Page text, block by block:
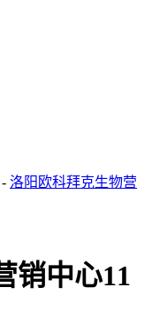
- 洛阳欧科拜克生物营
销中心11